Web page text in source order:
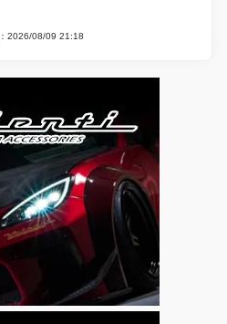
2026/08/09 21:18